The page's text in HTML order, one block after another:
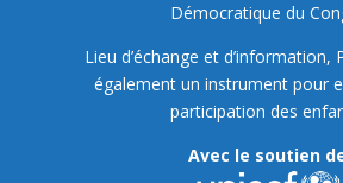
Démocratique du
Lieu d’échange et d’information,
également un instrument pour
participation des
Avec le soutien